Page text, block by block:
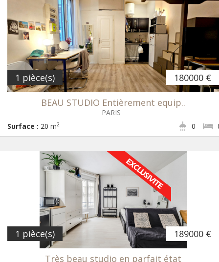
180000 €
1 pièce(s)
BEAU STUDIO Entièrement equip..
PARIS
Surface : 20 m2 0
189000 €
1 pièce(s)
Très beau studio en parfait état